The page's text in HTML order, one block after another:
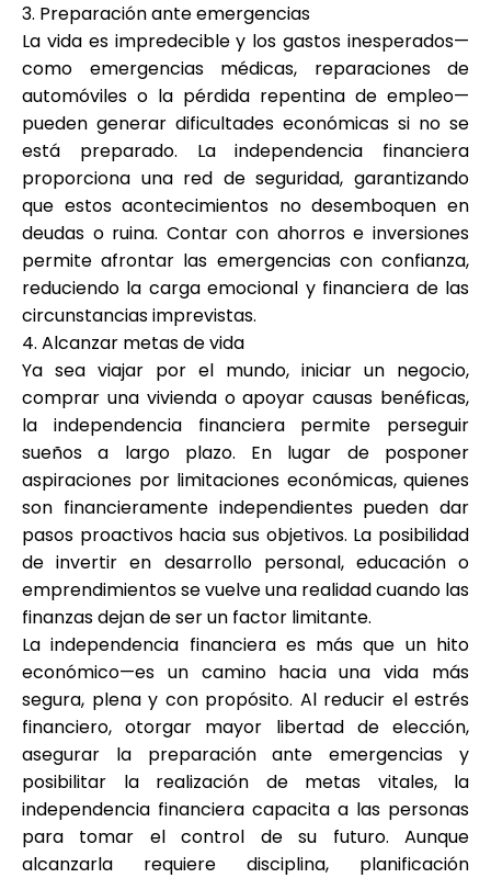
3. Preparación ante emergencias
La vida es impredecible y los gastos inesperados—
como emergencias médicas, reparaciones de
automóviles o la pérdida repentina de empleo—
pueden generar dificultades económicas si no se
está preparado. La independencia financiera
proporciona una red de seguridad, garantizando
que estos acontecimientos no desemboquen en
deudas o ruina. Contar con ahorros e inversiones
permite afrontar las emergencias con confianza,
reduciendo la carga emocional y financiera de las
circunstancias imprevistas.
4. Alcanzar metas de vida
Ya sea viajar por el mundo, iniciar un negocio,
comprar una vivienda o apoyar causas benéficas,
la independencia financiera permite perseguir
sueños a largo plazo. En lugar de posponer
aspiraciones por limitaciones económicas, quienes
son financieramente independientes pueden dar
pasos proactivos hacia sus objetivos. La posibilidad
de invertir en desarrollo personal, educación o
emprendimientos se vuelve una realidad cuando las
finanzas dejan de ser un factor limitante.
La independencia financiera es más que un hito
económico—es un camino hacia una vida más
segura, plena y con propósito. Al reducir el estrés
financiero, otorgar mayor libertad de elección,
asegurar la preparación ante emergencias y
posibilitar la realización de metas vitales, la
independencia financiera capacita a las personas
para tomar el control de su futuro. Aunque
alcanzarla requiere disciplina, planificación